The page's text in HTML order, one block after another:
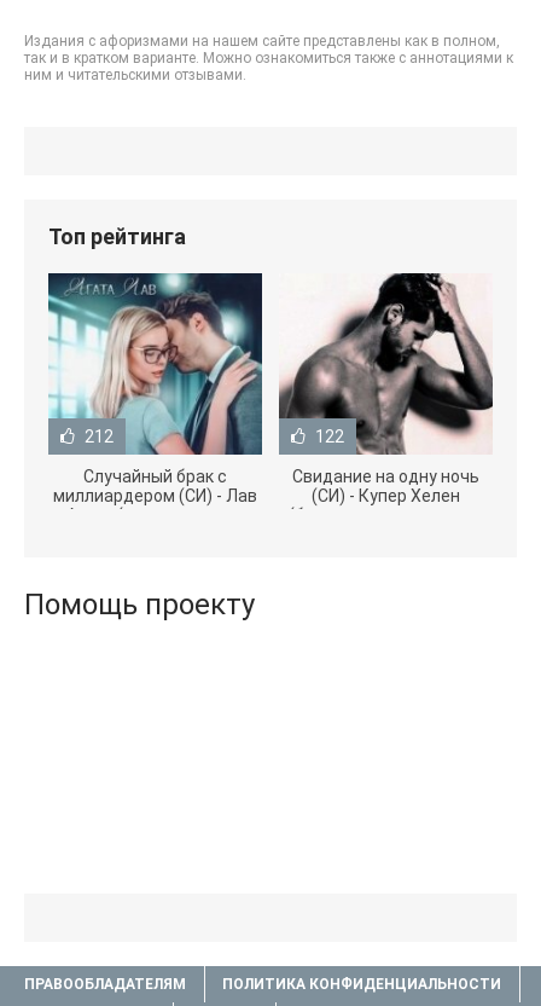
Издания с афоризмами на нашем сайте представлены как в полном,
так и в кратком варианте. Можно ознакомиться также с аннотациями к
ним и читательскими отзывами.
Топ рейтинга
212
Случайный брак с
миллиардером (СИ) - Лав
Агата (полная версия
122
Свидание на одну ночь
(СИ) - Купер Хелен
(бесплатные серии книг
Помощь проекту
ПРАВООБЛАДАТЕЛЯМ ПОЛИТИКА КОНФИДЕНЦИАЛЬНОСТИ